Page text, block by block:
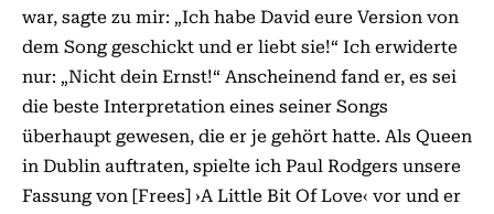
war, sagte zu mir: „Ich habe David eure Version von
dem Song geschickt und er liebt sie!“ Ich erwiderte
nur: „Nicht dein Ernst!“ Anscheinend fand er, es sei
die beste Interpretation eines seiner Songs
überhaupt gewesen, die er je gehört hatte. Als Queen
in Dublin auftraten, spielte ich Paul Rodgers unsere
Fassung von [Frees] ›A Little Bit Of Love‹ vor und er